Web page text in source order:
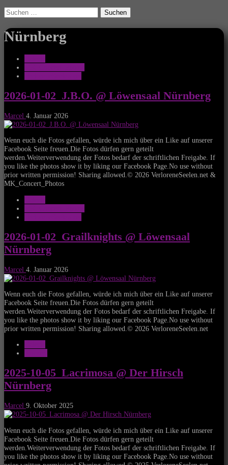
Suchen
nach:
Nürnberg
2026-01-02_J.B.O. @ Löwensaal Nürnberg
Marcel 4. Januar 2026
Wenn euch die Fotos gefallen, würde ich mich über ein Like auf unserer
Facebook Seite freuen.Die Fotos dürfen gern geteilt
werden.Weiterverwendung der Fotos bedarf der schriftlichen Freigabe. If
you like the photos show it by liking our Facebook Page.No use without
prior written permission! Sharing allowed.© 2026 VerloreneSeelen.net &
MK_Concert_Photos
2026-01-02_Grailknights @ Löwensaal
Nürnberg
Marcel 4. Januar 2026
Wenn euch die Fotos gefallen, würde ich mich über ein Like auf unserer
Facebook Seite freuen.Die Fotos dürfen gern geteilt
werden.Weiterverwendung der Fotos bedarf der schriftlichen Freigabe. If
you like the photos show it by liking our Facebook Page.No use without
prior written permission! Sharing allowed.© 2026 VerloreneSeelen.net
2025-10-05_Lacrimosa @ Der Hirsch
Nürnberg
Marcel 9. Oktober 2025
Wenn euch die Fotos gefallen, würde ich mich über ein Like auf unserer
Facebook Seite freuen.Die Fotos dürfen gern geteilt
werden.Weiterverwendung der Fotos bedarf der schriftlichen Freigabe. If
you like the photos show it by liking our Facebook Page.No use without